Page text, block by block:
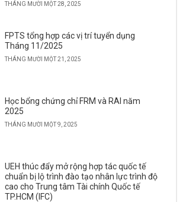
THÁNG MƯỜI MỘT 28, 2025
FPTS tổng hợp các vị trí tuyển dụng
Tháng 11/2025
THÁNG MƯỜI MỘT 21, 2025
Học bổng chứng chỉ FRM và RAI năm
2025
THÁNG MƯỜI MỘT 9, 2025
UEH thúc đẩy mở rộng hợp tác quốc tế
chuẩn bị lộ trình đào tạo nhân lực trình độ
cao cho Trung tâm Tài chính Quốc tế
TP.HCM (IFC)